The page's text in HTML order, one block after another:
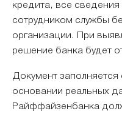
кредита, все сведения
сотрудником службы
организации. При
решение банка будет
Документ заполняется
основании реальных
Райффайзенбанка